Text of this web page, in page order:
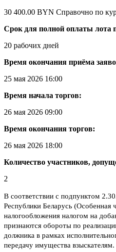
30 400.00 BYN Справочно по
Срок для полной оплаты лота
20 рабочих дней
Время окончания приёма
25 мая 2026 16:00
Время начала торгов:
26 мая 2026 09:00
Время окончания торгов:
26 мая 2026 18:00
Количество участников,
2
В соответствии с подпунктом
Республики Беларусь (Особенная
налогообложения налогом на
признаются обороты по
должника в рамках
передачу имущества взыскателям.